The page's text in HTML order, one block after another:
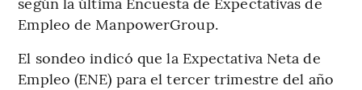
Empleo de ManpowerGroup.
El sondeo indicó que la Expectativa Neta de
Empleo (ENE) para el tercer trimestre del año